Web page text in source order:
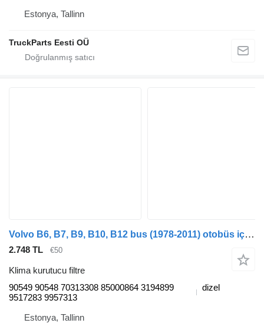
Estonya, Tallinn
TruckParts Eesti OÜ
Volvo B6, B7, B9, B10, B12 bus (1978-2011) otobüs için Haldex B12B (01.97-12.11) 90549 90548 klima kurutucu filtre
2.748 TL €50
Klima kurutucu filtre
90549 90548 70313308 85000864 3194899
9517283 9957313
dizel
Estonya, Tallinn